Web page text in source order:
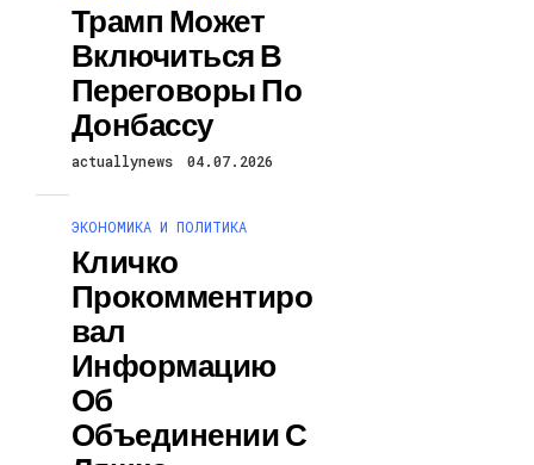
Трамп Может
Включиться В
Переговоры По
Донбассу
actuallynews 04.07.2026
ЭКОНОМИКА И ПОЛИТИКА
Кличко
Прокомментиро
Вал
Информацию
Об
Объединении С